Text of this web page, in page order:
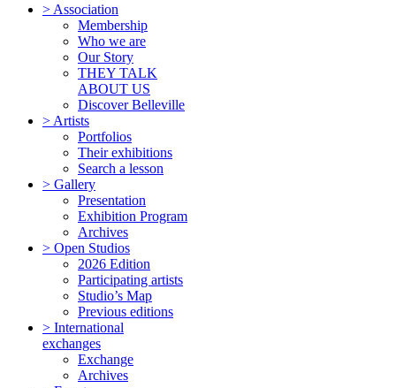
> Association
Membership
Who we are
Our Story
THEY TALK
ABOUT US
Discover Belleville
> Artists
Portfolios
Their exhibitions
Search a lesson
> Gallery
Presentation
Exhibition Program
Archives
> Open Studios
2026 Edition
Participating artists
Studio’s Map
Previous editions
> International
exchanges
Exchange
Archives